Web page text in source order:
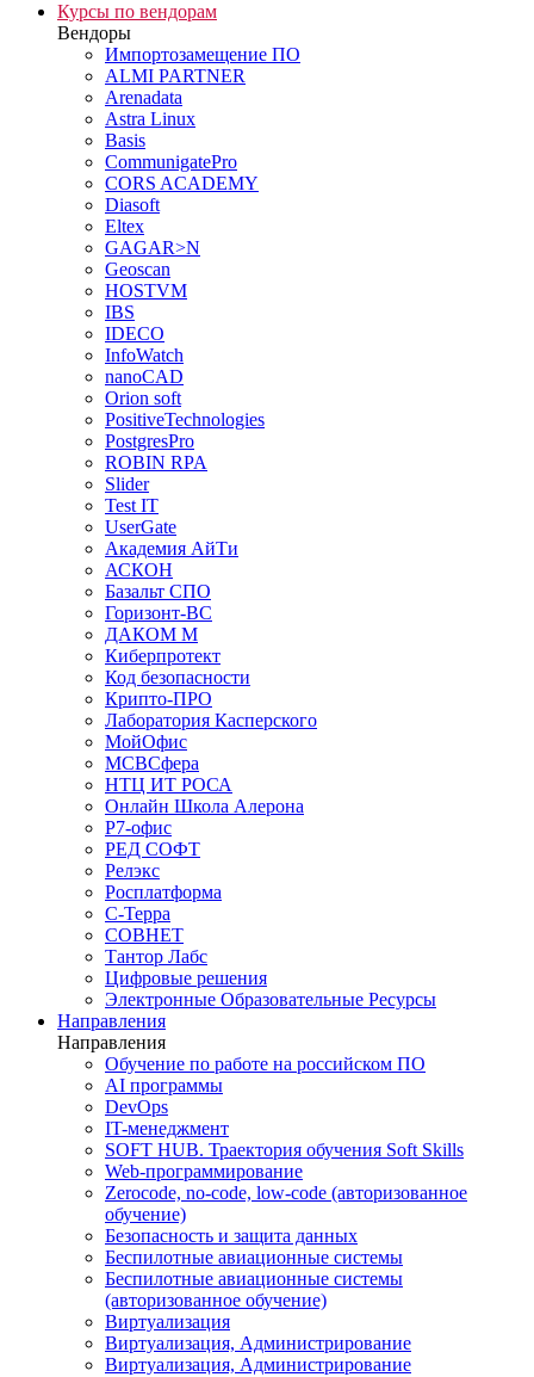
Курсы по вендорам
Вендоры
Импортозамещение ПО
ALMI PARTNER
Arenadata
Astra Linux
Basis
CommunigatePro
CORS ACADEMY
Diasoft
Eltex
GAGAR>N
Geoscan
HOSTVM
IBS
IDECO
InfoWatch
nanoCAD
Orion soft
PositiveTechnologies
PostgresPro
ROBIN RPA
Slider
Test IT
UserGate
Академия АйТи
АСКОН
Базальт СПО
Горизонт-ВС
ДАКОМ М
Киберпротект
Код безопасности
Крипто-ПРО
Лаборатория Касперского
МойОфис
МСВСфера
НТЦ ИТ РОСА
Онлайн Школа Алерона
Р7-офис
РЕД СОФТ
Релэкс
Росплатформа
С-Терра
СОВНЕТ
Тантор Лабс
Цифровые решения
Электронные Образовательные Ресурсы
Направления
Направления
Обучение по работе на российском ПО
AI программы
DevOps
IT-менеджмент
SOFT HUB. Траектория обучения Soft Skills
Web-программирование
Zerocode, no-code, low-code (авторизованное
обучение)
Безопасность и защита данных
Беспилотные авиационные системы
Беспилотные авиационные системы
(авторизованное обучение)
Виртуализация
Виртуализация, Администрирование
Виртуализация, Администрирование